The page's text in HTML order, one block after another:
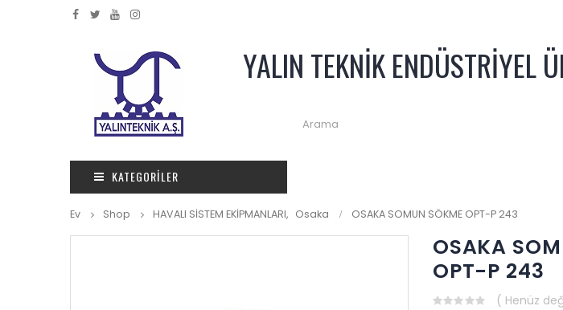
YALIN TEKNİK ENDÜSTRİYEL
KATEGORILER
Ev Shop HAVALI SİSTEM EKİPMANLARI, Osaka OSAKA SOMUN SÖKME OPT-P 243
OSAKA
OPT-P 243
( Henüz